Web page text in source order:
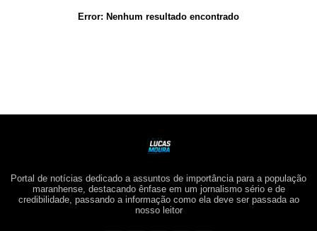
Error: Nenhum resultado encontrado
Portal de notícias dedicado a assuntos de importância para a população
maranhense, destacando ênfase em um jornalismo sério e de
credibilidade, passando a informação como ela deve ser passada ao
nosso leitor